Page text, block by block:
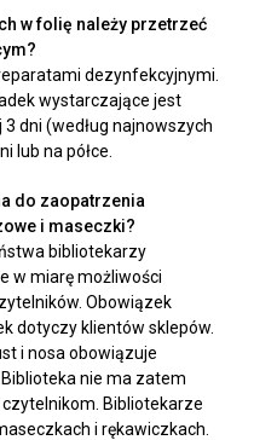
w folię należy przetrzeć
dezynfekcyjnymi.
wystarczające jest
dni (według najnowszych
lub na półce.
do zaopatrzenia
i maseczki?
bibliotekarzy
w miarę możliwości
Obowiązek
dotyczy klientów sklepów.
i nosa obowiązuje
nie ma zatem
Bibliotekarze
i rękawiczkach.